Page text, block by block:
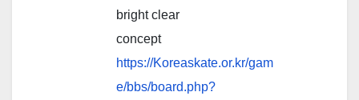
bright clear
concept
https://Koreaskate.or.kr/gam
e/bbs/board.php?